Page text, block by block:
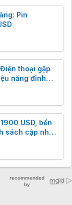
Pin
thoại gập
năng đỉnh
USD, bền
sách cập nhật